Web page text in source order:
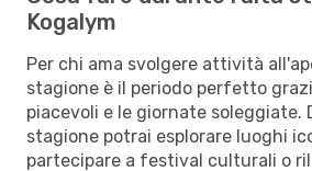
Kogalym
Per chi ama svolgere attività
stagione è il periodo perfetto
piacevoli e le giornate soleggiate.
stagione potrai esplorare luoghi
partecipare a festival culturali o